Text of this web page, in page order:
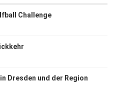
Challenge
Dresden und der Region